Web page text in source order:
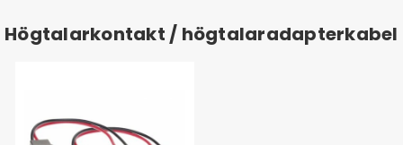
Högtalarkontakt / högtalaradapterkabel